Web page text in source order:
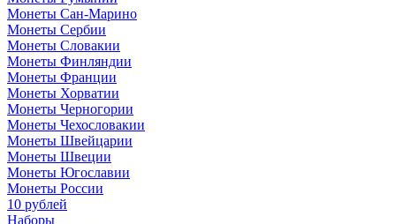
Монеты Сан-Марино
Монеты Сербии
Монеты Словакии
Монеты Финляндии
Монеты Франции
Монеты Хорватии
Монеты Черногории
Монеты Чехословакии
Монеты Швейцарии
Монеты Швеции
Монеты Югославии
Монеты России
10 рублей
Наборы